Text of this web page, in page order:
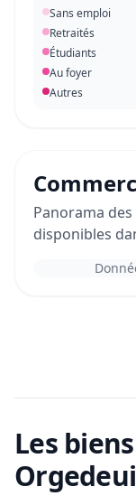
Sans emploi
Retraités
Étudiants
Au foyer
Autres
Panorama
disponibles
Les